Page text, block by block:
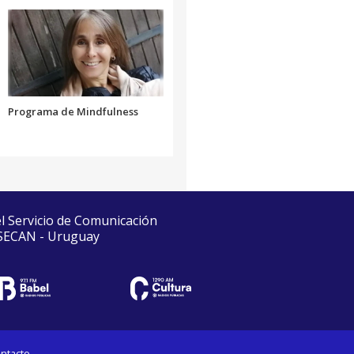
Programa de Mindfulness
de Comunicación
- Uruguay